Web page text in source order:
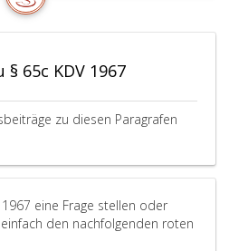
65c KDV 1967
zu diesen Paragrafen
eine Frage stellen oder
den nachfolgenden roten